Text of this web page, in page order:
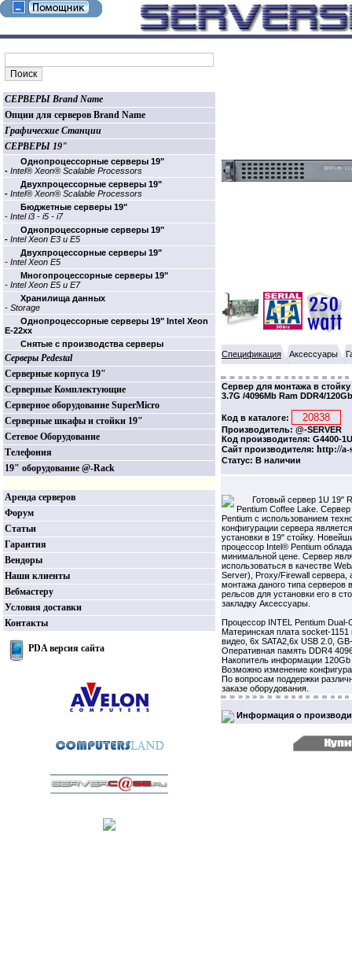
СЕРВЕРЫ Brand Name
Опции для серверов Brand Name
Графические Станции
СЕРВЕРЫ 19"
Однопроцессорные cерверы 19"
- Intel® Xeon® Scalable Processors
Двухпроцессорные cерверы 19"
- Intel® Xeon® Scalable Processors
Бюджетные cерверы 19"
- Intel i3 - i5 - i7
Однопроцессорные cерверы 19"
- Intel Xeon E3 и E5
Двухпроцессорные cерверы 19"
- Intel Xeon E5
Многопроцессорные cерверы 19"
- Intel Xeon E5 и E7
Хранилища данных
- Storage
Однопроцессорные cерверы 19" Intel Xeon
E-22xx
Cнятые с производства серверы
Серверы Pedestal
Серверные корпуса 19"
Серверные Комплектующие
Серверное оборудование SuperMicro
Серверные шкафы и стойки 19"
Сетевое Оборудование
Телефония
19" оборудование @-Rack
Аренда серверов
Форум
Статьи
Гарантия
Вендоры
Наши клиенты
Вебмастеру
Условия доставки
Контакты
PDA версия сайта
Спецификация Аксессуары
Сервер для монтажа в стойку
3.7G /4096Mb Ram DDR4/
Код в каталоге:
Производитель: @-SERVER
Код производителя: G4400-
Сайт производителя: http://a-
Статус: В наличии
Готовый сервер 1U 19"
Pentium Coffee Lake.
Pentium с использованием
конфигурации сервера
установки в 19" стойку.
процессор Intel® Pentium
минимальной цене. Сервер
использоваться в качестве
Server), Proxy/Firewall сервера,
монтажа даного типа серверов
рельсов для установки его в
закладку Аксессуары.
Процессор INTEL Pentium Dual-
Материнская плата socket-
видео, 6x SATA2,6x USB 2.0,
Оперативная память DDR4
Накопитель информации 120Gb
Возможно изменение
По вопросам поддержки
заказе оборудования.
Информация о